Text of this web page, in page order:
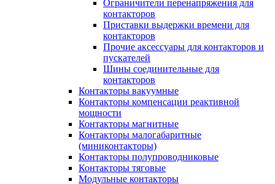
Ограничители перенапряжения для
контакторов
Приставки выдержки времени для
контакторов
Прочие аксессуары для контакторов и
пускателей
Шины соединительные для
контакторов
Контакторы вакуумные
Контакторы компенсации реактивной
мощности
Контакторы магнитные
Контакторы малогабаритные
(миниконтакторы)
Контакторы полупроводниковые
Контакторы тяговые
Модульные контакторы